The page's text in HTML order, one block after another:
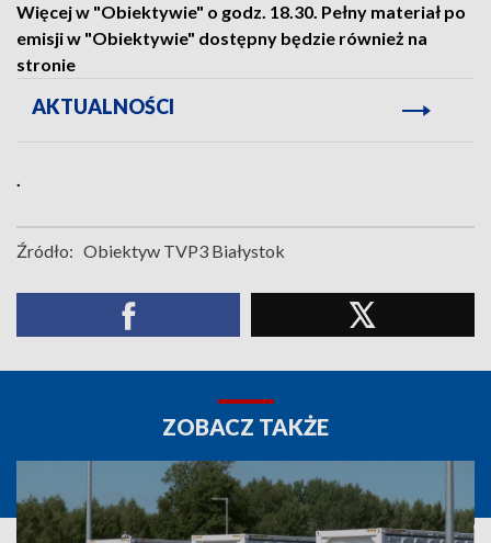
Więcej w "Obiektywie" o godz. 18.30. Pełny materiał po
emisji w "Obiektywie" dostępny będzie również na
stronie
AKTUALNOŚCI
.
Źródło: Obiektyw TVP3 Białystok
ZOBACZ TAKŻE